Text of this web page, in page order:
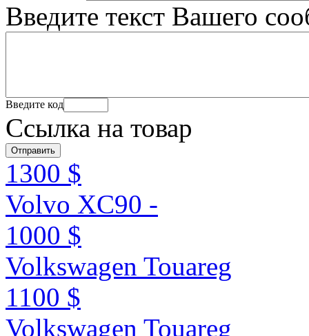
Введите текст Вашего
Введите код
Ссылка на товар
1300 $
Volvo XC90 -
1000 $
Volkswagen Touareg
1100 $
Volkswagen Touareg